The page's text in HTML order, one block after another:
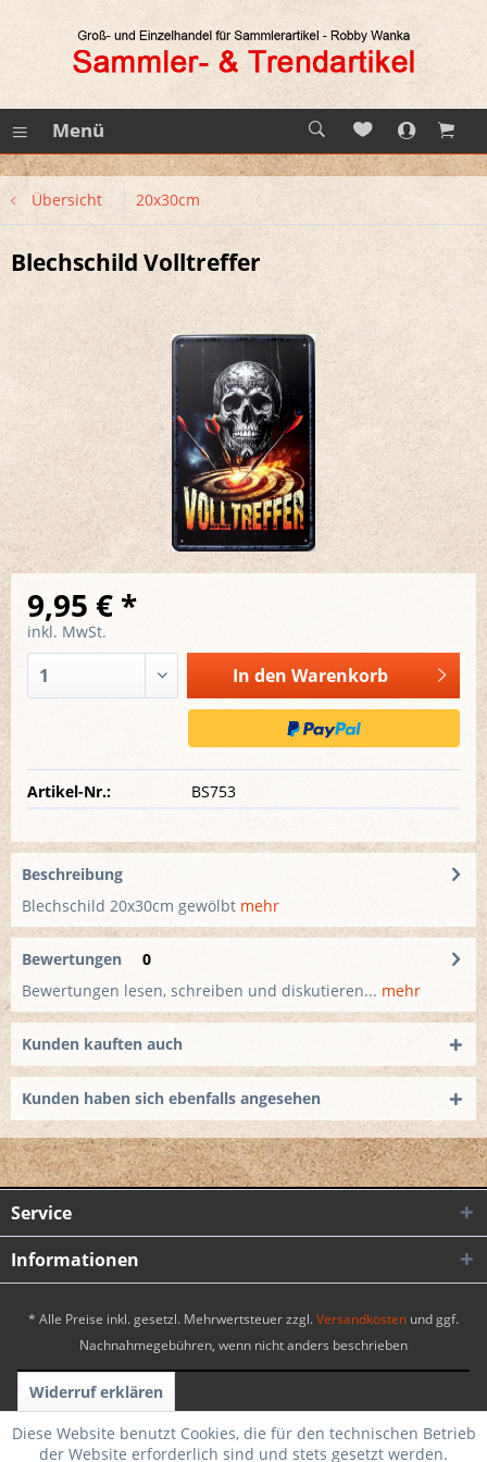
Menü
Übersicht 20x30cm
Blechschild Volltreffer
9,95 € *
inkl. MwSt.
In den Warenkorb
Artikel-Nr.: BS753
Beschreibung
Blechschild 20x30cm gewölbt mehr
Bewertungen
0
Bewertungen lesen, schreiben und diskutieren... mehr
Kunden kauften auch
Kunden haben sich ebenfalls angesehen
Service
Informationen
* Alle Preise inkl. gesetzl. Mehrwertsteuer zzgl.Versandkosten und ggf.
Nachnahmegebühren, wenn nicht anders beschrieben
Widerruf erklären
Realisiert mit Shopware | Theme by WebSelect
Diese Website benutzt Cookies, die für den technischen Betrieb
der Website erforderlich sind und stets gesetzt werden.